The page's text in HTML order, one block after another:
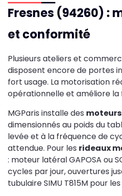
Fresnes (94260) :
et conformité
Plusieurs ateliers et
disposent encore de portes
fort usage. La motorisation
opérationnelle et améliore la
MGParis installe des
dimensionnés au poids du
levée et à la fréquence de
attendue. Pour les rideaux
: moteur latéral GAPOSA ou
cycles par jour, ouvertures
tubulaire SIMU T815M pour